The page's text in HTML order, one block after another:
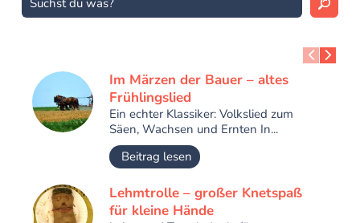
Im Märzen der Bauer – altes
Frühlingslied
Ein echter Klassiker: Volkslied zum
Säen, Wachsen und Ernten In...
Beitrag lesen
Lehmtrolle – großer Knetspaß
für kleine Hände